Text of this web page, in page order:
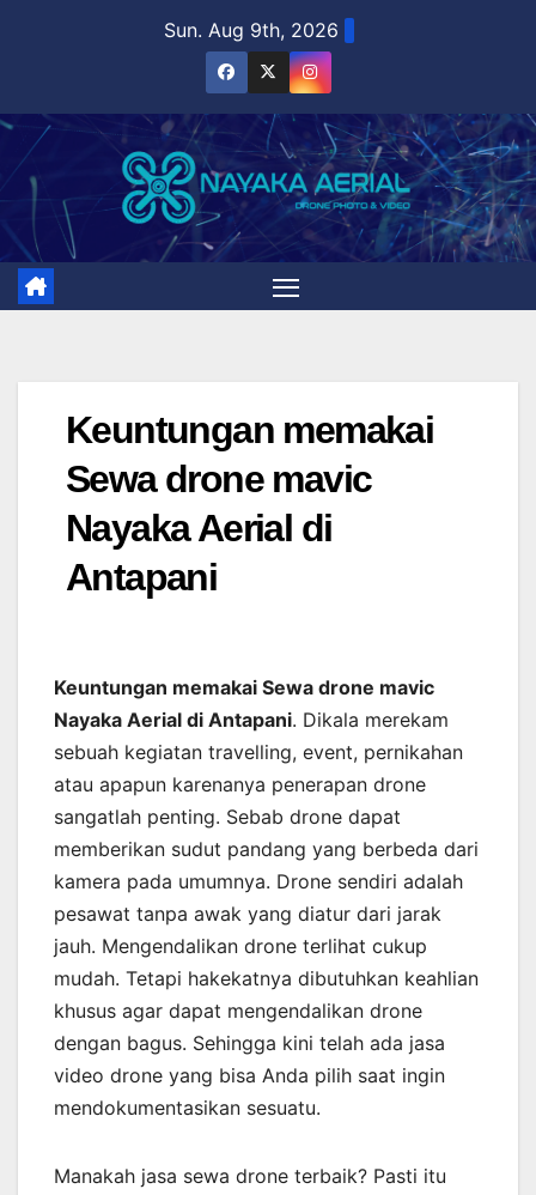
Sun. Aug 9th, 2026
Keuntungan memakai
Sewa drone mavic
Nayaka Aerial di
Antapani
Keuntungan memakai Sewa drone mavic
Nayaka Aerial di Antapani. Dikala merekam
sebuah kegiatan travelling, event, pernikahan
atau apapun karenanya penerapan drone
sangatlah penting. Sebab drone dapat
memberikan sudut pandang yang berbeda dari
kamera pada umumnya. Drone sendiri adalah
pesawat tanpa awak yang diatur dari jarak
jauh. Mengendalikan drone terlihat cukup
mudah. Tetapi hakekatnya dibutuhkan keahlian
khusus agar dapat mengendalikan drone
dengan bagus. Sehingga kini telah ada jasa
video drone yang bisa Anda pilih saat ingin
mendokumentasikan sesuatu.
Manakah jasa sewa drone terbaik? Pasti itu